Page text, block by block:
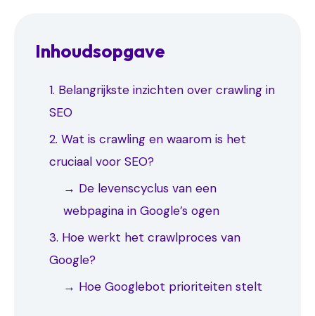
Inhoudsopgave
1. Belangrijkste inzichten over crawling in
SEO
2. Wat is crawling en waarom is het
cruciaal voor SEO?
→ De levenscyclus van een
webpagina in Google’s ogen
3. Hoe werkt het crawlproces van
Google?
→ Hoe Googlebot prioriteiten stelt